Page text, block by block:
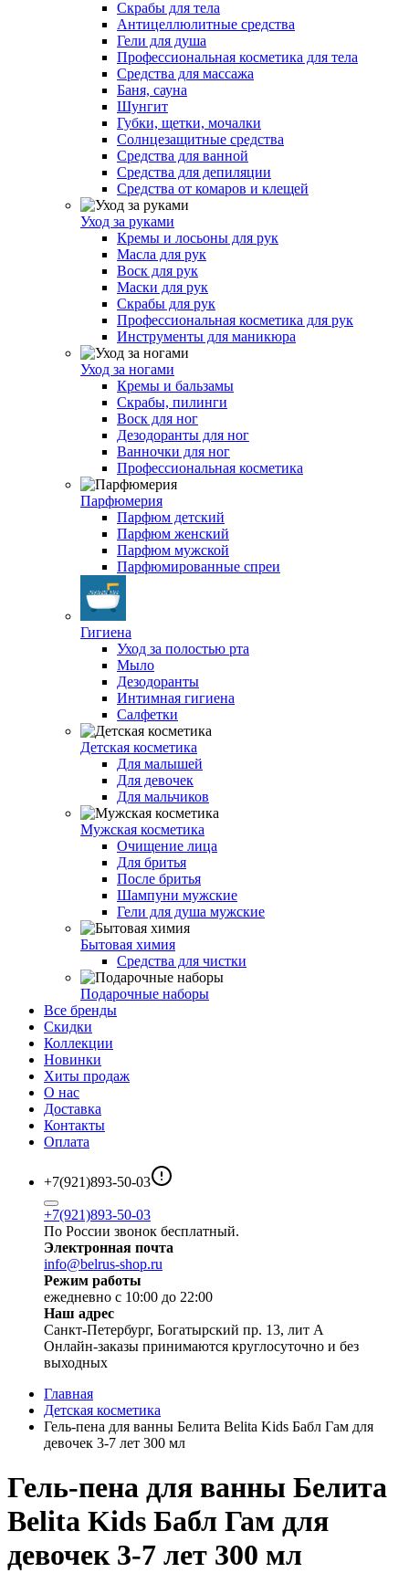
Скрабы для тела
Антицеллюлитные средства
Гели для душа
Профессиональная косметика для тела
Средства для массажа
Баня, сауна
Шунгит
Губки, щетки, мочалки
Солнцезащитные средства
Средства для ванной
Средства для депиляции
Средства от комаров и клещей
Уход за руками
Кремы и лосьоны для рук
Масла для рук
Воск для рук
Маски для рук
Скрабы для рук
Профессиональная косметика для рук
Инструменты для маникюра
Уход за ногами
Кремы и бальзамы
Скрабы, пилинги
Воск для ног
Дезодоранты для ног
Ванночки для ног
Профессиональная косметика
Парфюмерия
Парфюм детский
Парфюм женский
Парфюм мужской
Парфюмированные спреи
Гигиена
Уход за полостью рта
Мыло
Дезодоранты
Интимная гигиена
Салфетки
Детская косметика
Для малышей
Для девочек
Для мальчиков
Мужская косметика
Очищение лица
Для бритья
После бритья
Шампуни мужские
Гели для душа мужские
Бытовая химия
Средства для чистки
Подарочные наборы
Все бренды
Скидки
Коллекции
Новинки
Хиты продаж
О нас
Доставка
Контакты
Оплата
+7(921)893-50-03
+7(921)893-50-03
По России звонок бесплатный.
Электронная почта
info@belrus-shop.ru
Режим работы
ежедневно с 10:00 до 22:00
Наш адрес
Санкт-Петербург, Богатырский пр. 13, лит А
Онлайн-заказы принимаются круглосуточно и без
выходных
Главная
Детская косметика
Гель-пена для ванны Белита Belita Kids Бабл Гам для
девочек 3-7 лет 300 мл
Гель-пена для ванны Белита
Belita Kids Бабл Гам для
девочек 3-7 лет 300 мл